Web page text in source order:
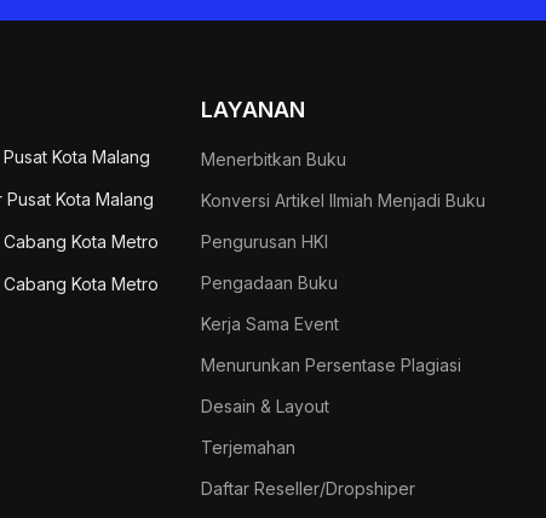
Kota Malang
Pusat Kota Malang
Cabang Kota Metro
Cabang Kota Metro
LAYANAN
Menerbitkan Buku
Konversi Artikel Ilmiah Menjadi Buku
Pengurusan HKI
Pengadaan Buku
Kerja Sama Event
Menurunkan Persentase Plagiasi
Desain & Layout
Terjemahan
Daftar Reseller/Dropshiper